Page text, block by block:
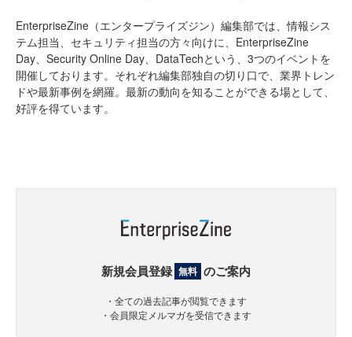
EnterpriseZine（エンタープライズジン）編集部では、情報シス
テム担当、セキュリティ担当の方々向けに、EnterpriseZine
Day、Security Online Day、DataTechという、3つのイベントを
開催しております。それぞれ編集部独自の切り口で、業界トレン
ドや最新事例を網羅。最新の動向を知ることができる場として、
好評を得ています。
新規会員登録 無料 のご案内
・全ての過去記事が閲覧できます
・会員限定メルマガを受信できます